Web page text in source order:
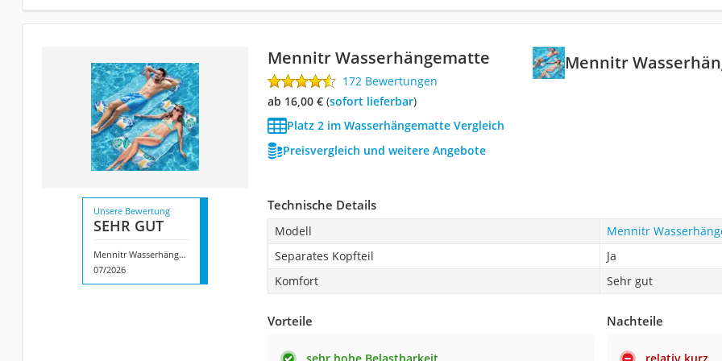
Mennitr
Mennitr Wasserhängematte
172 Bewertungen
ab 16,00 €( Sofort lieferbar)
Platz 2 im Wasserhängematte Vergleich
Preisvergleich und weitere Angebote
Unsere Bewertung
SEHR GUT
Mennitr Wasserhängematte
07/2026
Technische Details
Modell
Mennitr
Separates Kopfteil
Ja
Komfort
Sehr gut
Vorteile Nachteile